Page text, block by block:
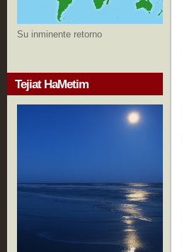
Su inminente retorno
Tejiat HaMetim